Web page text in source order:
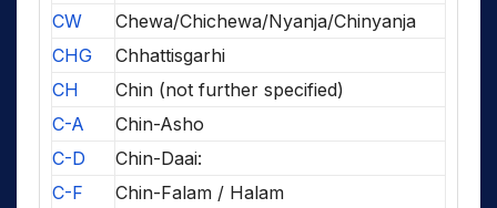
CW
Chewa/Chichewa/Nyanja/Chinyanja
CHG
Chhattisgarhi
CH
Chin (not further specified)
C-A
Chin-Asho
C-D
Chin-Daai:
C-F
Chin-Falam / Halam